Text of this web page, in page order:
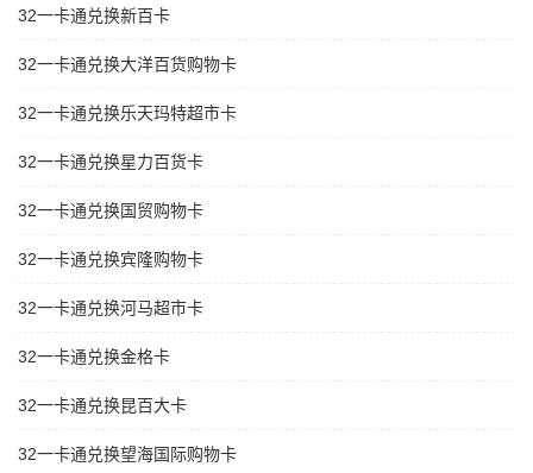
32一卡通兑换新百卡
32一卡通兑换大洋百货购物卡
32一卡通兑换乐天玛特超市卡
32一卡通兑换星力百货卡
32一卡通兑换国贸购物卡
32一卡通兑换宾隆购物卡
32一卡通兑换河马超市卡
32一卡通兑换金格卡
32一卡通兑换昆百大卡
32一卡通兑换望海国际购物卡